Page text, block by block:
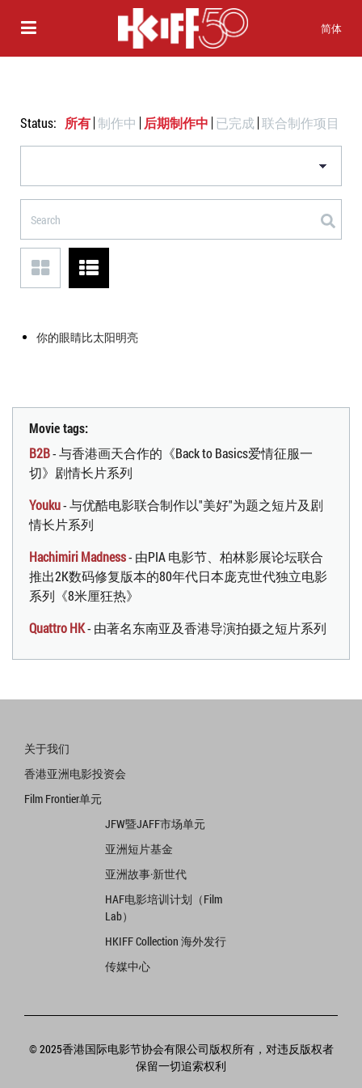
简体
Status: 所有 制作中 后期制作中 已完成 联合制作项目
你的眼睛比太阳明亮
Movie tags:
B2B- 与香港画天合作的《Back to Basics爱情征服一
切》剧情长片系列
Youku- 与优酷电影联合制作以"美好"为题之短片及剧
情长片系列
Hachimiri Madness- 由PIA 电影节、柏林影展论坛联合
推出2K数码修复版本的80年代日本庞克世代独立电影
系列《8米厘狂热》
Quattro HK- 由著名东南亚及香港导演拍摄之短片系列
关于我们
香港亚洲电影投资会
Film Frontier单元
JFW暨JAFF市场单元
亚洲短片基金
亚洲故事·新世代
HAF电影培训计划（Film
Lab）
HKIFF Collection 海外发行
传媒中心
© 2025香港国际电影节协会有限公司版权所有，对违反版权者
保留一切追索权利